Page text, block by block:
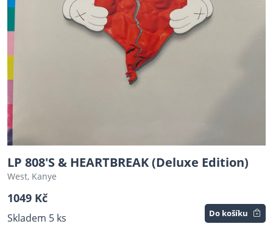
LP 808'S & HEARTBREAK (Deluxe Edition)
West, Kanye
1049 Kč
Skladem 5 ks Do košíku